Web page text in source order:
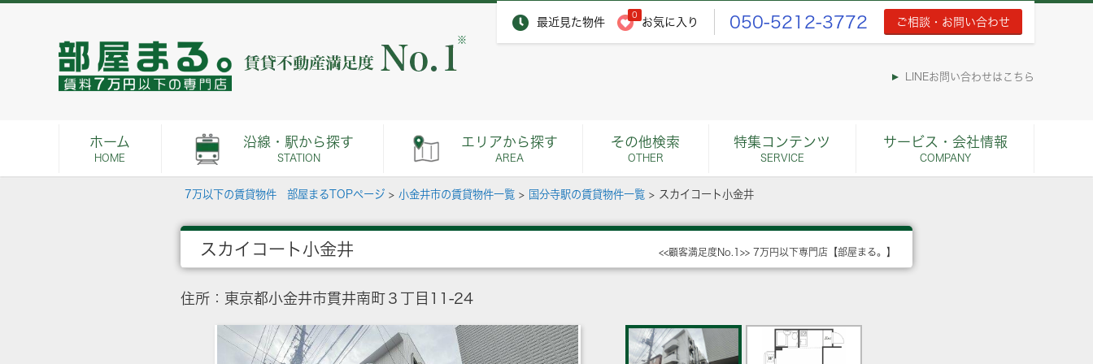
最近見た物件
0
お気に入り 050-5212-3772 ご相談・お問い合わせ
※
LINEお問い合わせはこちら
ホーム
HOME
沿線・駅から探す
STATION
エリアから探す
AREA
その他検索
OTHER
特集コンテンツ
SERVICE
サービス・会社情報
COMPANY
7万以下の賃貸物件 部屋まるTOPページ > 小金井市の賃貸物件一覧 > 国分寺駅の賃貸物件一覧 > スカイコート小金井
スカイコート小金井 <<顧客満足度No.1>> 7万円以下専門店【部屋まる。】
住所：東京都小金井市貫井南町３丁目11-24